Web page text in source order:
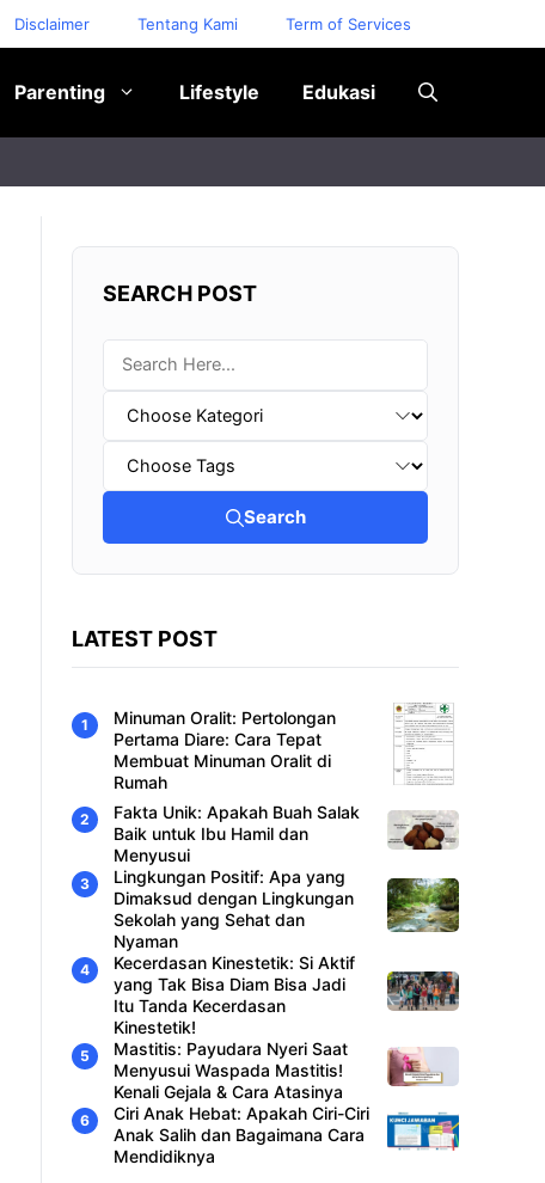
Disclaimer Tentang Kami Term of Services
Parenting Lifestyle Edukasi
SEARCH POST
Search
LATEST POST
Minuman Oralit: Pertolongan
Pertama Diare: Cara Tepat
Membuat Minuman Oralit di
Rumah
Fakta Unik: Apakah Buah Salak
Baik untuk Ibu Hamil dan
Menyusui
Lingkungan Positif: Apa yang
Dimaksud dengan Lingkungan
Sekolah yang Sehat dan
Nyaman
Kecerdasan Kinestetik: Si Aktif
yang Tak Bisa Diam Bisa Jadi
Itu Tanda Kecerdasan
Kinestetik!
Mastitis: Payudara Nyeri Saat
Menyusui Waspada Mastitis!
Kenali Gejala & Cara Atasinya
Ciri Anak Hebat: Apakah Ciri-Ciri
Anak Salih dan Bagaimana Cara
Mendidiknya